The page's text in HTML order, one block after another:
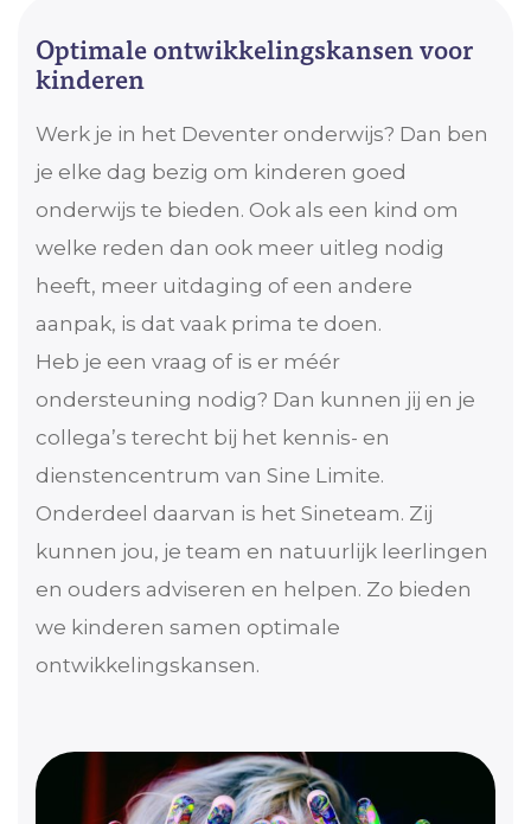
Optimale ontwikkelingskansen voor
kinderen
Werk je in het Deventer onderwijs? Dan ben
je elke dag bezig om kinderen goed
onderwijs te bieden. Ook als een kind om
welke reden dan ook meer uitleg nodig
heeft, meer uitdaging of een andere
aanpak, is dat vaak prima te doen.
Heb je een vraag of is er méér
ondersteuning nodig? Dan kunnen jij en je
collega’s terecht bij het kennis- en
dienstencentrum van Sine Limite.
Onderdeel daarvan is het Sineteam. Zij
kunnen jou, je team en natuurlijk leerlingen
en ouders adviseren en helpen. Zo bieden
we kinderen samen optimale
ontwikkelingskansen.